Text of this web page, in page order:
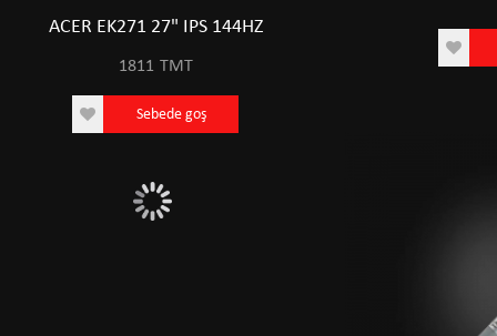
ACER EK271 27" IPS 144HZ
1811 TMT
Sebede goş
ACER EK271
1811